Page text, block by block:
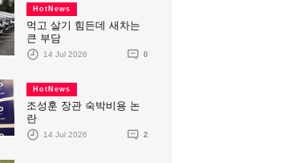
HotNews
먹고 살기 힘든데 새차는
큰 부담
14 Jul 2026 0
HotNews
조성훈 장관 숙박비용 논
란
14 Jul 2026 2